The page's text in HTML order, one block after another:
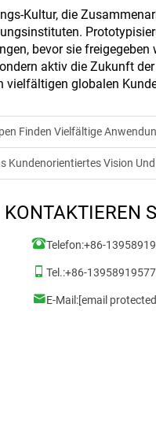
Kultur, die
bevor sie
aktiv die Zukunft
vielfältigen globalen
Finden Vielfältige
Kundenorientiertes Vision
KONTAKTIEREN
Telefon:+86-
Tel.:+86-13958919577
E-Mail:[email